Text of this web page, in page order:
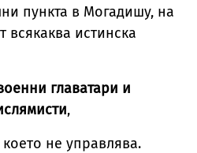
пункта в Могадишу, на
всякаква истинска
главатари и
,
не управлява.